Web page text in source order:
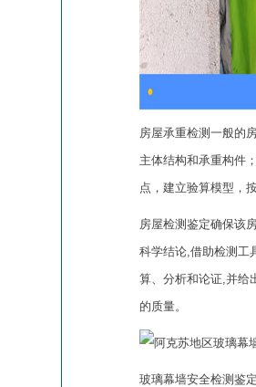
房屋承重检测一般的
主体结构和承重构件
点，建立验算模型，
房屋检测鉴定确保该
科学结论,借助检测工
算、分析和论证,并给
的质量。
玻璃幕墙安全检测鉴